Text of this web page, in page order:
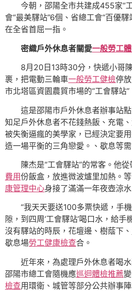
今朝，邵陽全市共建成455家“
會“最美驛站”6個、省總工會“百優驛
在全省首屈一指。
密織戶外休息者關愛一般勞工
8月20日13時30分，快遞小哥
裹，把電動三輪車一般勞工健檢停
市北塔區資園農貿市場的“工會驛站”
這是邵陽市戶外休息者辦事站
知足戶外休息者不花錢熱飯、充電
被失衡逼瘋的美學家，已經決定要
造一場平衡的三角戀愛。、歇息等需
陳杰是“工會驛站”的常客。他
費用份飯盒，放進微波爐里加熱。
康管理中心身接了滿滿一年夜壺涼
“我天天要送100多票快遞，手
隙，到四周‘工會驛站’喝口水，給
沒有驛站的時辰，花壇邊、樹蔭下
歇息場勞工健康檢查合。
近年來，為處理戶外休息者喝
邵陽市總工會隨機應巡迴體檢推薦
檢查用環衛、城管等部分公共辦事